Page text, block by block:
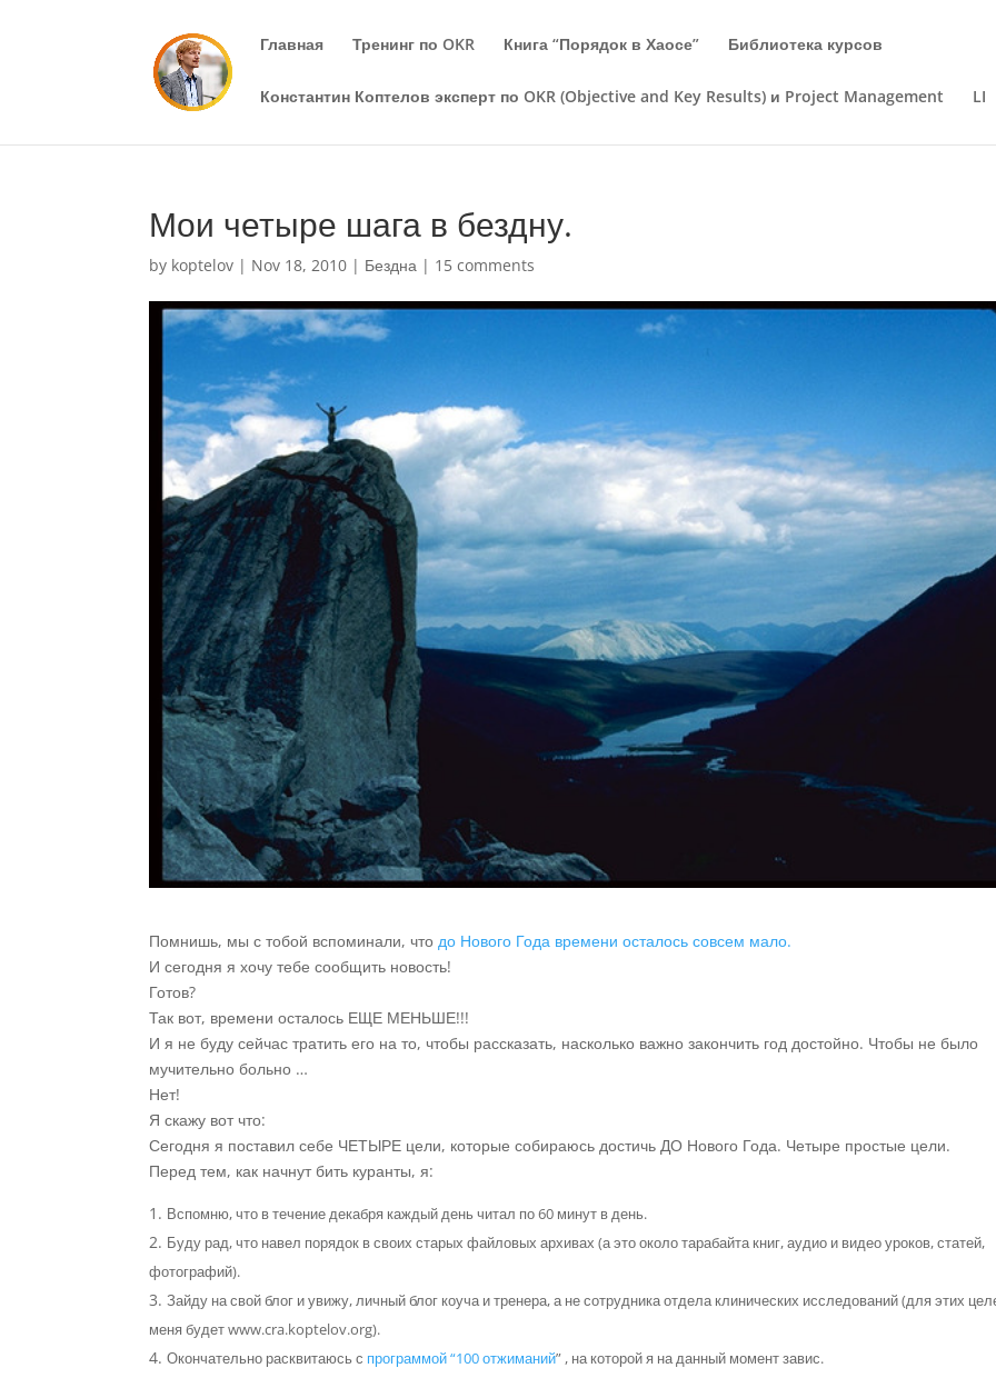
Главная Тренинг по OKR Книга “Порядок в Хаосе” Библиотека курсов
Константин Коптелов эксперт по OKR (Objective and Key Results) и Project Management LI
Мои четыре шага в бездну.
by koptelov | Nov 18, 2010 | Бездна | 15 comments
Помнишь, мы с тобой вспоминали, что до Нового Года времени осталось совсем мало.
И сегодня я хочу тебе сообщить новость!
Готов?
Так вот, времени осталось ЕЩЕ МЕНЬШЕ!!!
И я не буду сейчас тратить его на то, чтобы рассказать, насколько важно закончить год достойно. Чтобы не было
мучительно больно …
Нет!
Я скажу вот что:
Сегодня я поставил себе ЧЕТЫРЕ цели, которые собираюсь достичь ДО Нового Года. Четыре простые цели.
Перед тем, как начнут бить куранты, я:
Вспомню, что в течение декабря каждый день читал по 60 минут в день.
Буду рад, что навел порядок в своих старых файловых архивах (а это около тарабайта книг, аудио и видео уроков, статей,
фотографий).
Зайду на свой блог и увижу, личный блог коуча и тренера, а не сотрудника отдела клинических исследований (для этих
меня будет www.cra.koptelov.org).
Окончательно расквитаюсь с программой “100 отжиманий” , на которой я на данный момент завис.